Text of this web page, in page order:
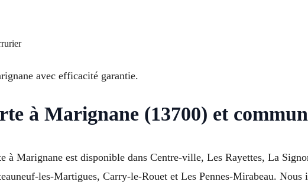
avec efficacité garantie.
à Marignane (13700) et
à Marignane est disponible dans Centre-ville, Les Rayettes, La
les-Martigues, Carry-le-Rouet et Les Pennes-Mirabeau. Nous